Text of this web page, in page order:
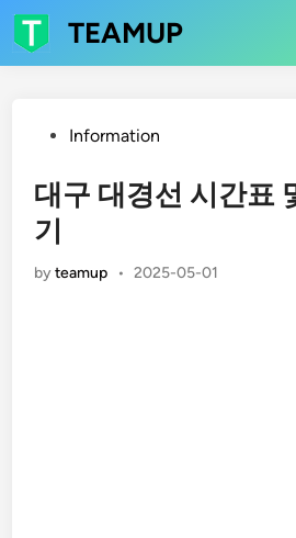
Skip
to
content
TEAMUP
PostedInformation
대구 대경선 시간표
기
byteamup • 2025-05-01